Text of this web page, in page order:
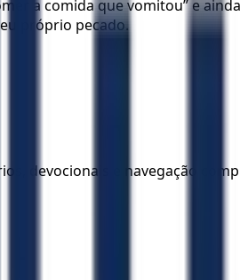
a comida que vomitou” e
próprio pecado.
devocionais e navegação